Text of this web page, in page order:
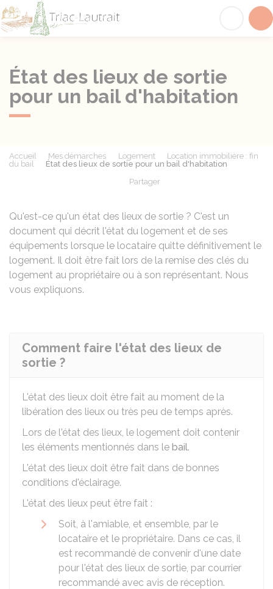
État des lieux de sortie
pour un bail d'habitation
Accueil Mes démarches Logement
Location immobilière : fin
du bail
État des lieux de sortie pour un bail d'habitation
Partager
Qu'est-ce qu'un état des lieux de sortie ? C'est un
document qui décrit l'état du logement et de ses
équipements lorsque le locataire quitte définitivement le
logement. Il doit être fait lors de la remise des clés du
logement au propriétaire ou à son représentant. Nous
vous expliquons.
Comment faire l'état des lieux de
sortie ?
L'état des lieux doit être fait au moment de la
libération des lieux ou très peu de temps après.
Lors de l'état des lieux, le logement doit contenir
les éléments mentionnés dans le bail.
L'état des lieux doit être fait dans de bonnes
conditions d'éclairage.
L'état des lieux peut être fait :
Soit, à l'amiable, et ensemble, par le
locataire et le propriétaire. Dans ce cas, il
est recommandé de convenir d'une date
pour l'état des lieux de sortie, par courrier
recommandé avec avis de réception.